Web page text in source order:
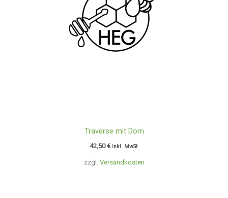
zzgl. Versandkosten
Traverse mit Dorn
42,50€ inkl. MwSt.